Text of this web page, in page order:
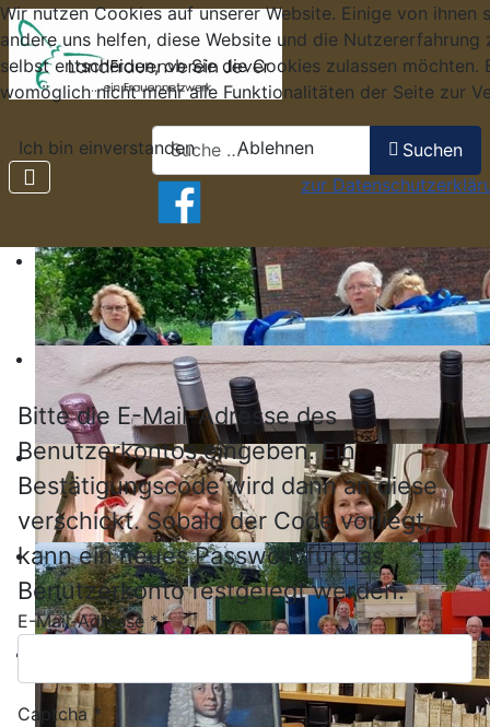
Suchen
Suchen
Bitte die E-Mail-Adresse des
Benutzerkontos eingeben. Ein
Bestätigungscode wird dann an diese
verschickt. Sobald der Code vorliegt,
kann ein neues Passwort für das
Benutzerkonto festgelegt werden.
E-Mail-Adresse*
Captcha*
Wir nutzen Cookies auf unserer Website. Einige von
andere uns helfen, diese Website und die
selbst entscheiden, ob Sie die Cookies zulassen
womöglich nicht mehr alle Funktionalitäten der Seite zur
Ich bin einverstanden
Ablehnen
zur